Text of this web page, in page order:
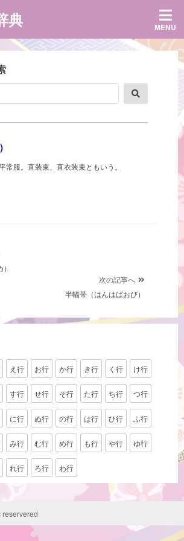
典 MENU
索
常服。直装束、直衣装束ともいう。
次の記事へ
半幅帯（はんはばおび）
え行 お行 か行 き行 く行 け行
す行 せ行 そ行 た行 ち行 つ行
に行 ぬ行 の行 は行 ひ行 ふ行
み行 む行 め行 も行 や行 ゆ行
れ行 ろ行 わ行
reservered